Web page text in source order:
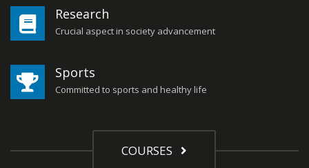
Research
Crucial aspect in society advancement
Sports
Committed to sports and healthy life
COURSES